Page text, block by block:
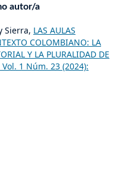
autor/a
Sierra, LAS AULAS
COLOMBIANO: LA
Y LA PLURALIDAD DE
Vol. 1 Núm. 23 (2024):